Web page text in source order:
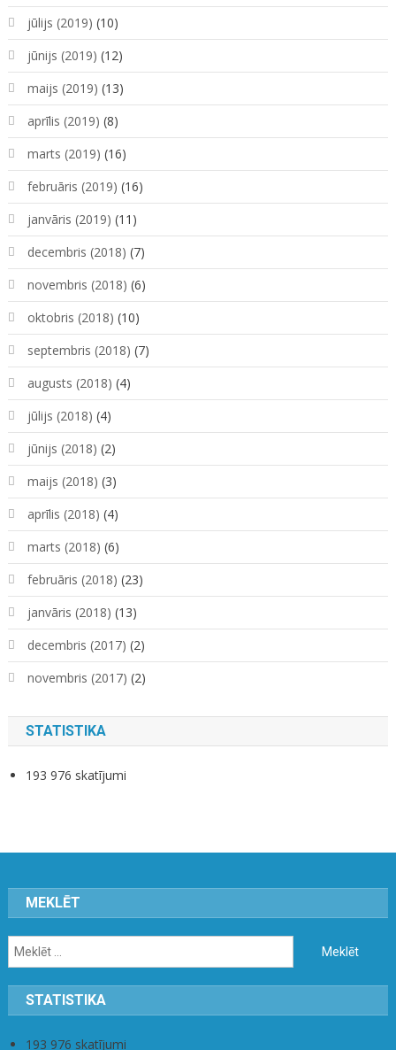
jūlijs (2019) (10)
jūnijs (2019) (12)
maijs (2019) (13)
aprīlis (2019) (8)
marts (2019) (16)
februāris (2019) (16)
janvāris (2019) (11)
decembris (2018) (7)
novembris (2018) (6)
oktobris (2018) (10)
septembris (2018) (7)
augusts (2018) (4)
jūlijs (2018) (4)
jūnijs (2018) (2)
maijs (2018) (3)
aprīlis (2018) (4)
marts (2018) (6)
februāris (2018) (23)
janvāris (2018) (13)
decembris (2017) (2)
novembris (2017) (2)
STATISTIKA
193 976 skatījumi
MEKLĒT
Meklēt:
STATISTIKA
193 976 skatījumi